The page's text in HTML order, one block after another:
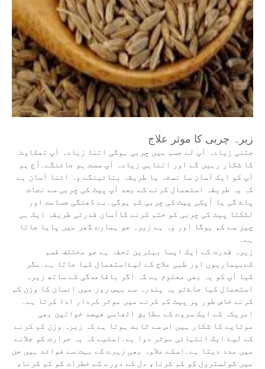
زیرہ چربی کا موثر علاج
جتنی زیادہ آپ لے جسم میں چربی ہوگی اتنا زیادہ آپ تھکاوٹ
کا شکار رہیں گے اور اتناہی زیادہ آپ سست ہو جائنگے۔آج ہم
آپ کو ایک آسان سا نسخہ یا طریقہ بنائینگے وہ اتنا آسان ہے
کہ یہ طریقہ استعمال کرنے کے بعد آپ پیٹ کی چربی سے نجات
پاۓ گی یا آپکی پیٹ کی چربی کم ہوگی۔بے ڈھنگی جسامت اور
لٹکتا پیٹ کی چربی کو ختم کرنے کاآسان قدرتی طریقہ ایک ہی
چیز سے کم ہوگا اور وہ ہے زیرہ جو ہمارے گھر میں پایا جاتا
ہے۔
زیرہ قدرت کے ایک ایسا بہترین تحفہ ہے جو مختلف قسم
کےبیماریوں اور طبی علاج کے لیۓاستعمال کیا جاتا ہے۔مگر
کیا آپ کو یہ بھی معلوم ہے کہ اگر باقاعدگی کے ساتھ زیرہ
استعمال کیا جاۓتو یہ پندرہ سے بہس روز میں انسان کا وزن کم
کرنے خاص طور پر پیٹ کم کرنے میں موثر کردار ادا کرتا ہے۔
امریکہ کے ایک سروے کے مطابق اٹھاسی فیصد خواتین بھی
موٹاپے کا شکار ہیں اس سے ثابت ہوتا ہے کہ زیرہ وزن کم کرنے
کے لیۓ ایک انتہائی موثر دوا ہے۔اسلیے کہ یہ حرارت کو جلانے
میں مدد دیتا ہے۔اسکے علاوہ بھی زیرے کے بہت سے فوائد ہیں جن
میں کولسٹرول کو کم کرنا، دل کے دورے کے خطرات کو کم کرنا،